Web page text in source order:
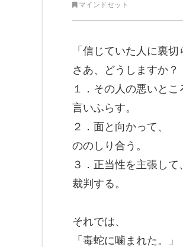
マインドセット
「信じていた人に裏切
さあ、どうしますか？
１．その人の悪いとこ
言いふらす。
２．面と向かって、
ののしり合う。
３．正当性を主張して、
裁判する。
それでは、
「毒蛇に噛まれた。」